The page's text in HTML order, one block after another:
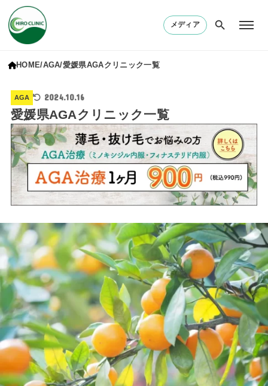
メディア
HOME AGA 愛媛県AGAクリニック一覧
AGA 2024.10.16
愛媛県AGAクリニック一覧